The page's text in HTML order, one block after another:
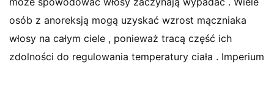
osób z anoreksją mogą uzyskać wzrost mączniaka
włosy na całym ciele , ponieważ tracą część ich
zdolności do regulowania temperatury ciała . Imperium